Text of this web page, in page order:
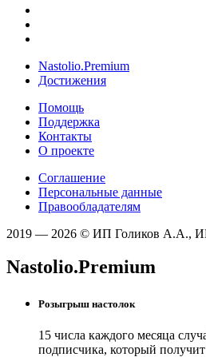
Nastolio.Premium
Достижения
Помощь
Поддержка
Контакты
О проекте
Соглашение
Персональные данные
Правообладателям
2019 — 2026 © ИП Голиков А.А.,
Nastolio.Premium
Розыгрыш настолок
15 числа каждого месяца
подписчика, который получит